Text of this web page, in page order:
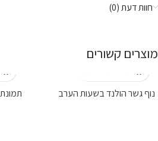
חוות דעת (0)
מוצרים קשורים
נוף גשר הולנד בשעות הערב